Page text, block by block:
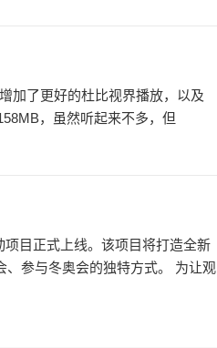
加了更好的杜比视界播放，以及
，虽然听起来不多，但
目正式上线。该项目将打造全新
、参与冬奥会的独特方式。 为让观